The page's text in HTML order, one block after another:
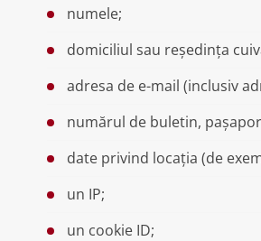
numele;
domiciliul sau reședința
adresa de e-mail (inclusiv
numărul de buletin,
date privind locația (de
un IP;
un cookie ID;